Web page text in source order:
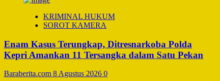
KRIMINAL HUKUM
SOROT KAMERA
Enam Kasus Terungkap, Ditresnarkoba Polda
Kepri Amankan 11 Tersangka dalam Satu Pekan
Baraberita.com 8 Agustus 2026 0